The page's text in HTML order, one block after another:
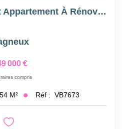
Bagneux - Charmant Appartement À Rénover - Place Dampierre
000 €
compris
54 M² Réf : VB7673